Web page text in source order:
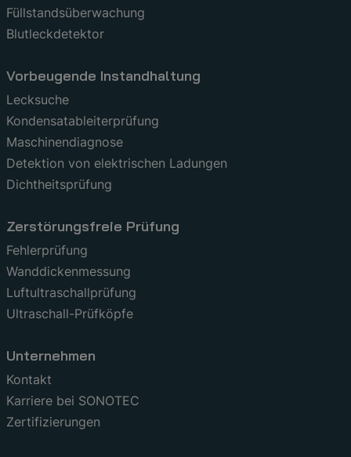
Füllstandsüberwachung
Blutleckdetektor
Vorbeugende Instandhaltung
Lecksuche
Kondensatableiterprüfung
Maschinendiagnose
Detektion von elektrischen Ladungen
Dichtheitsprüfung
Zerstörungsfreie Prüfung
Fehlerprüfung
Wanddickenmessung
Luftultraschallprüfung
Ultraschall-Prüfköpfe
Unternehmen
Kontakt
Karriere bei SONOTEC
Zertifizierungen